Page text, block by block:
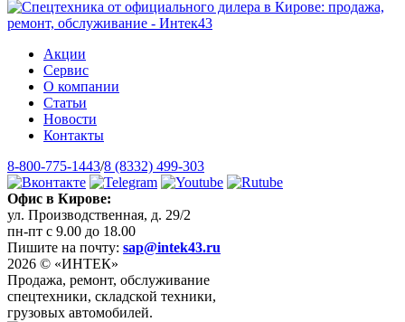
Акции
Сервис
О компании
Статьи
Новости
Контакты
8-800-775-1443/8 (8332) 499-303
Офис в Кирове:
ул. Производственная, д. 29/2
пн-пт с 9.00 до 18.00
Пишите на почту: sap@intek43.ru
2026 © «ИНТЕК»
Продажа, ремонт, обслуживание
спецтехники, складской техники,
грузовых автомобилей.